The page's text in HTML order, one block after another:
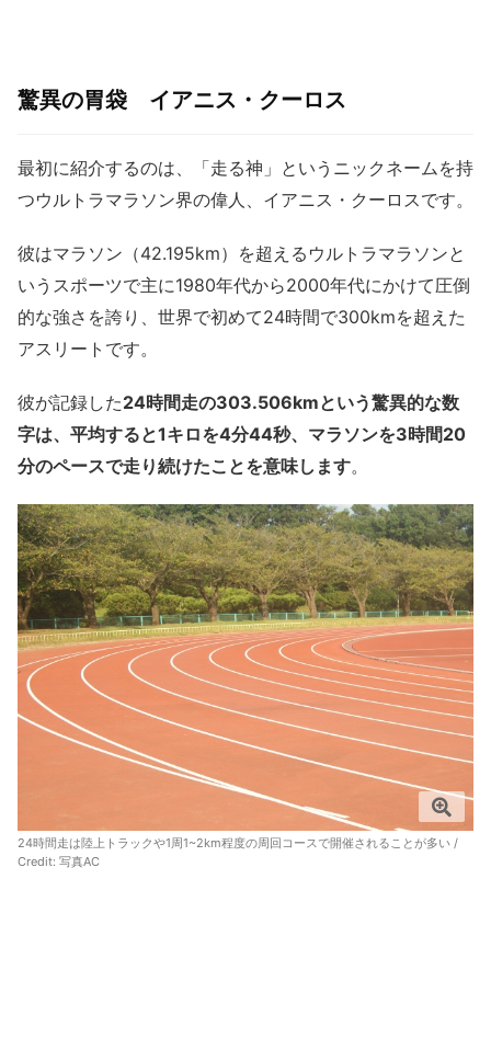
驚異の胃袋 イアニス・クーロス
最初に紹介するのは、「走る神」というニックネームを持
つウルトラマラソン界の偉人、イアニス・クーロスです。
彼はマラソン（42.195km）を超えるウルトラマラソンと
いうスポーツで主に1980年代から2000年代にかけて圧倒
的な強さを誇り、世界で初めて24時間で300kmを超えた
アスリートです。
彼が記録した24時間走の303.506kmという驚異的な数
字は、平均すると1キロを4分44秒、マラソンを3時間20
分のペースで走り続けたことを意味します。
24時間走は陸上トラックや1周1~2km程度の周回コースで開催されることが多い /
Credit: 写真AC